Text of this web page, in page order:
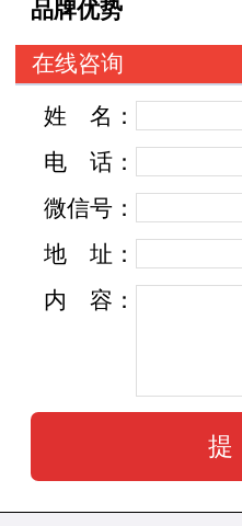
始终紧跟二十一世纪新
高，同时为顾客提供优
携手并进，共创未来！
品牌优势
在线咨询
姓
名：
电
话：
微信号：
地
址：
内
容：